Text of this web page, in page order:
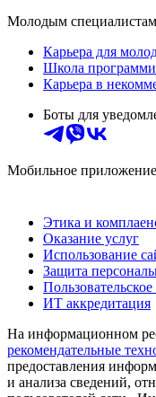
Молодым специалистам
Карьера для
Школа
Карьера в
Боты для
Мобильное приложение
Этика и
Оказание услуг
Использование
Защита
ИТ аккредитация
На информационном
рекомендательные
предоставления
и анализа сведений,